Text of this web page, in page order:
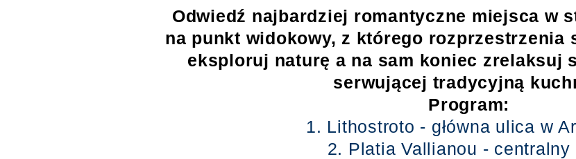
Odwiedź najbardziej romantyczne miejsca w
na punkt widokowy, z którego rozprzestrzenia
eksploruj naturę a na sam koniec zrelaksuj
serwującej tradycyjną
Program:
1. Lithostroto - główna ulica w
2. Platia Vallianou - centralny